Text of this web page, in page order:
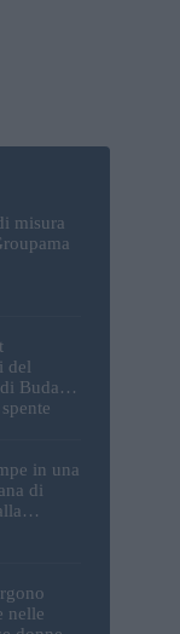
misura
del
Buda e
in una
di
nelle